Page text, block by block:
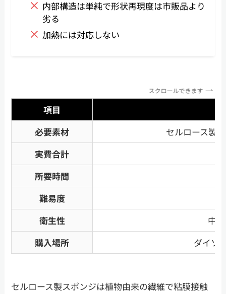
内部構造は単純で形状再現度は市販品より
劣る
加熱には対応しない
スクロールできます
項目
必要素材
セルロース製
実費合計
所要時間
難易度
衛生性
中(
購入場所
ダイソ
セルロース製スポンジは植物由来の繊維で粘膜接触